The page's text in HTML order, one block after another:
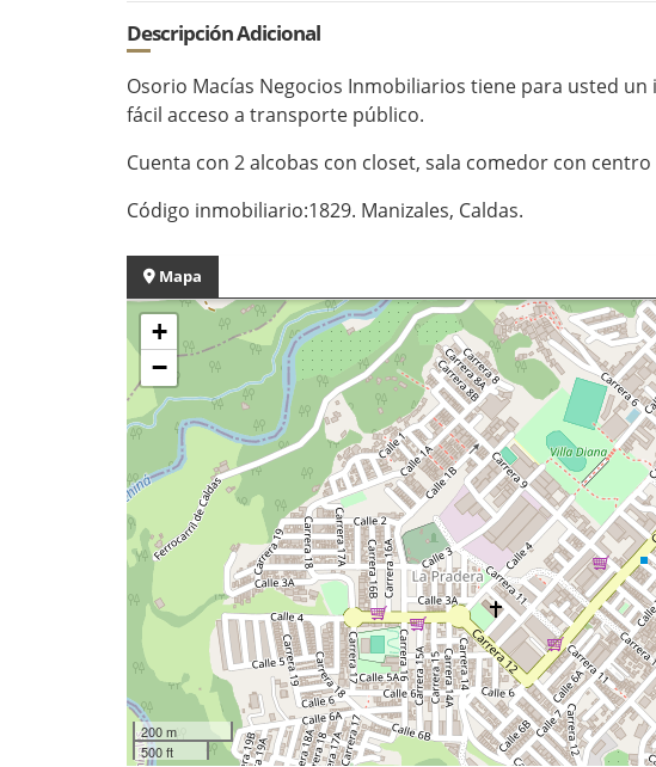
Descripción Adicional
Osorio Macías Negocios Inmobiliarios tiene para usted
fácil acceso a transporte público.
Cuenta con 2 alcobas con closet, sala comedor con
Código inmobiliario:1829. Manizales, Caldas.
Mapa
+
−
200 m
500 ft